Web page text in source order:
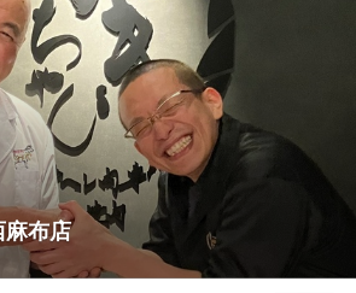
布店